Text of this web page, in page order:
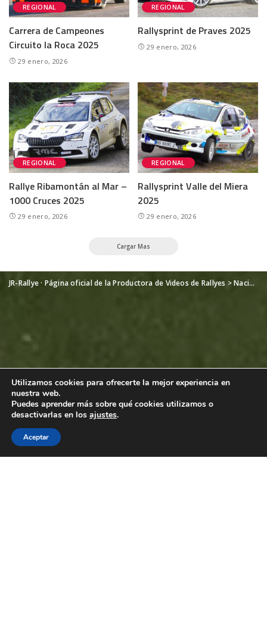
REGIONAL
Carrera de Campeones
Circuito la Roca 2025
29 enero, 2026
REGIONAL
Rallysprint de Praves 2025
29 enero, 2026
REGIONAL
Rallye Ribamontán al Mar –
1000 Cruces 2025
29 enero, 2026
REGIONAL
Rallysprint Valle del Miera
2025
29 enero, 2026
Cargar Mas
JR-Rallye · Página oficial de la Productora de Videos de Rallyes >Nacional
Utilizamos cookies para ofrecerte la mejor experiencia en
nuestra web.
Puedes aprender más sobre qué cookies utilizamos o
desactivarlas en los ajustes.
Aceptar